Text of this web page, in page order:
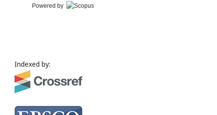
Powered by
Indexed by: